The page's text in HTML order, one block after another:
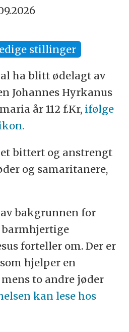
stillinger
ha blitt ødelagt av
Johannes Hyrkanus
år 112 f.Kr, ifølge
et bittert og anstrengt
og samaritanere,
bakgrunnen for
forteller om. Der er
hjelper en
to andre jøder
kan lese hos